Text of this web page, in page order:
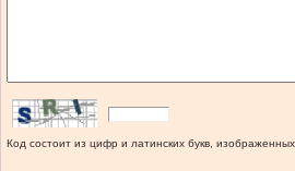
Код состоит из цифр и латинских букв,